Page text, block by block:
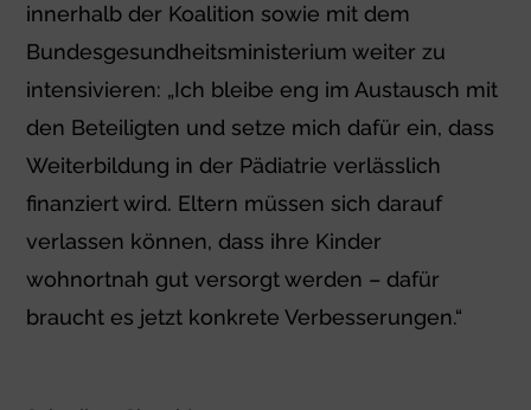
innerhalb der Koalition sowie mit dem
Bundesgesundheitsministerium weiter zu
intensivieren: „Ich bleibe eng im Austausch mit
den Beteiligten und setze mich dafür ein, dass
Weiterbildung in der Pädiatrie verlässlich
finanziert wird. Eltern müssen sich darauf
verlassen können, dass ihre Kinder
wohnortnah gut versorgt werden – dafür
braucht es jetzt konkrete Verbesserungen.“